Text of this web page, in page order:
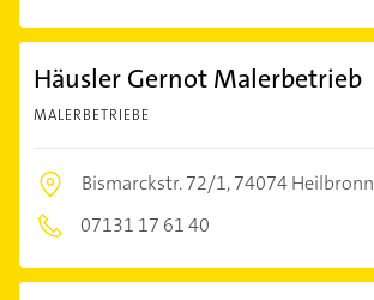
Häusler Gernot Malerbetrieb
MALERBETRIEBE
Bismarckstr. 72/1,74074 Heilbronn
07131 17 61 40